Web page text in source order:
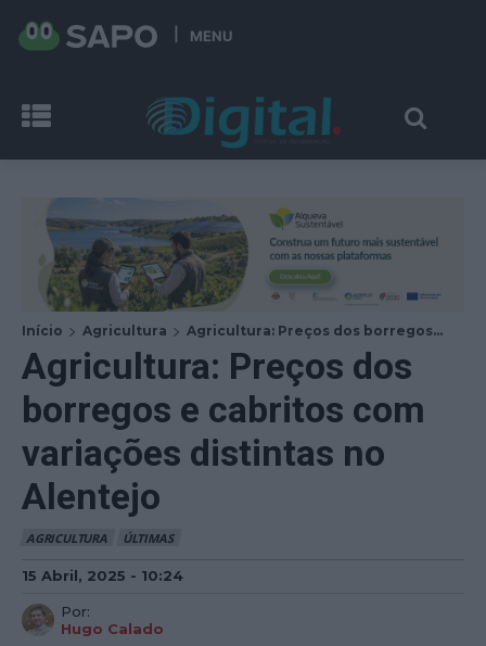
MENU
Início Agricultura Agricultura: Preços dos borregos...
Agricultura: Preços dos
borregos e cabritos com
variações distintas no
Alentejo
AGRICULTURA ÚLTIMAS
15 Abril, 2025 - 10:24
Por:
Hugo Calado